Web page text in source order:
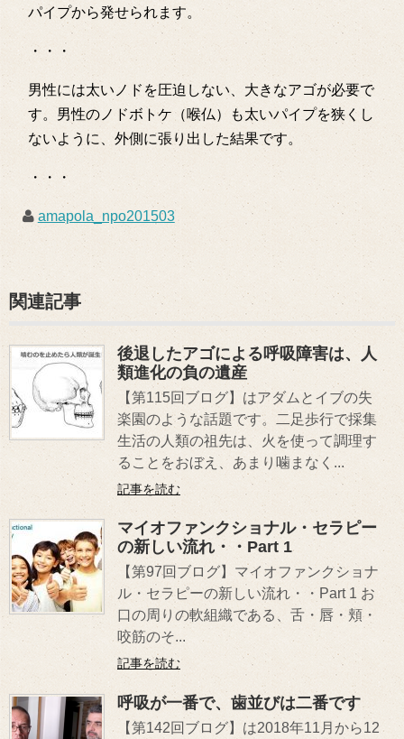
パイプから発せられます。
・・・
男性には太いノドを圧迫しない、大きなアゴが必要で
す。男性のノドボトケ（喉仏）も太いパイプを狭くし
ないように、外側に張り出した結果です。
・・・
amapola_npo201503
関連記事
後退したアゴによる呼吸障害は、人
類進化の負の遺産
【第115回ブログ】はアダムとイブの失
楽園のような話題です。二足歩行で採集
生活の人類の祖先は、火を使って調理す
ることをおぼえ、あまり噛まなく...
記事を読む
マイオファンクショナル・セラピー
の新しい流れ・・Part 1
【第97回ブログ】マイオファンクショナ
ル・セラピーの新しい流れ・・Part 1 お
口の周りの軟組織である、舌・唇・頬・
咬筋のそ...
記事を読む
呼吸が一番で、歯並びは二番です
【第142回ブログ】は2018年11月から12